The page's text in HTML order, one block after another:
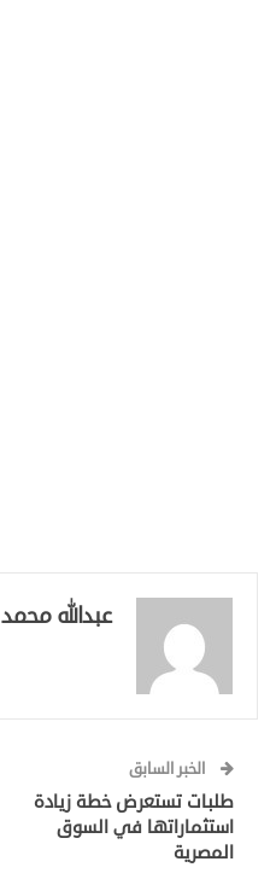
عبدالله محمد
الخبر السابق
طلبات تستعرض خطة زيادة
استثماراتها في السوق
المصرية